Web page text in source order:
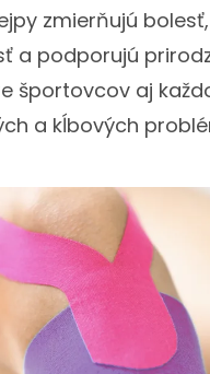
zmierňujú
a podporujú
športovcov aj
a kĺbových